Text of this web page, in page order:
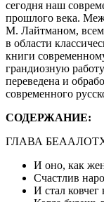
сегодня наш
прошлого века.
М. Лайтманом,
в области
книги
грандиозную
переведена и
современного
СОДЕРЖАНИЕ:
ГЛАВА
И оно, как
Счастлив
И стал ковчег